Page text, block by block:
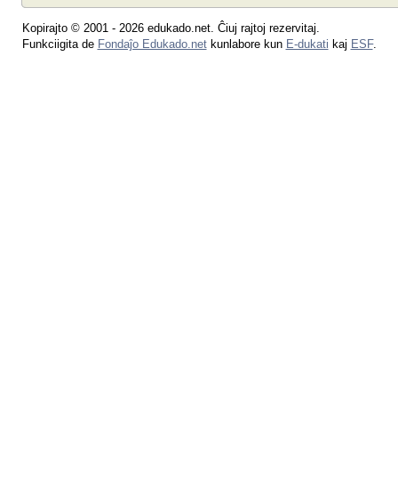
Kopirajto © 2001 - 2026 edukado.net. Ĉiuj rajtoj rezervitaj.
Funkciigita de Fondaĵo Edukado.netkunlabore kun E-dukati kaj ESF.